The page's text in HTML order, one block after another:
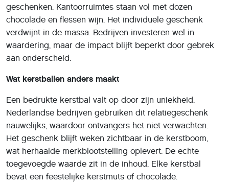
geschenken. Kantoorruimtes staan vol met dozen
chocolade en flessen wijn. Het individuele geschenk
verdwijnt in de massa. Bedrijven investeren wel in
waardering, maar de impact blijft beperkt door gebrek
aan onderscheid.
Wat kerstballen anders maakt
Een bedrukte kerstbal valt op door zijn uniekheid.
Nederlandse bedrijven gebruiken dit relatiegeschenk
nauwelijks, waardoor ontvangers het niet verwachten.
Het geschenk blijft weken zichtbaar in de kerstboom,
wat herhaalde merkblootstelling oplevert. De echte
toegevoegde waarde zit in de inhoud. Elke kerstbal
bevat een feestelijke kerstmuts of chocolade.